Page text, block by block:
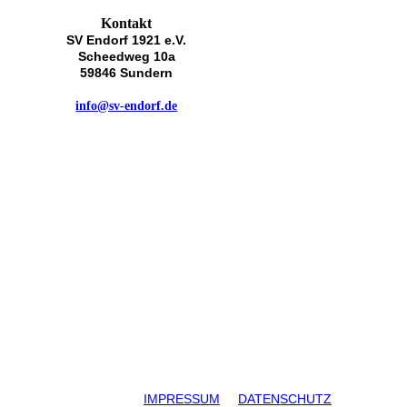
Kontakt
SV Endorf 1921 e.V.
Scheedweg 10a
59846 Sundern
info@sv-endorf.de
IMPRESSUM DATENSCHUTZ